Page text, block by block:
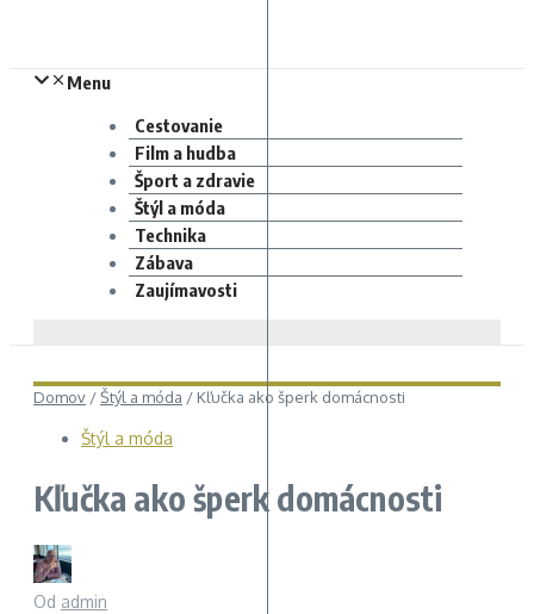
Menu
Cestovanie
Film a hudba
Šport a zdravie
Štýl a móda
Technika
Zábava
Zaujímavosti
Domov /Štýl a móda / Kľučka ako šperk domácnosti
Štýl a móda
Kľučka ako šperk domácnosti
Od admin